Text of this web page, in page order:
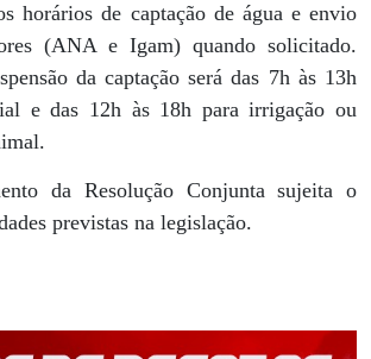
horários de captação de água e envio
(ANA e Igam) quando solicitado.
da captação será das 7h às 13h
e das 12h às 18h para irrigação ou
da Resolução Conjunta sujeita o
previstas na legislação.